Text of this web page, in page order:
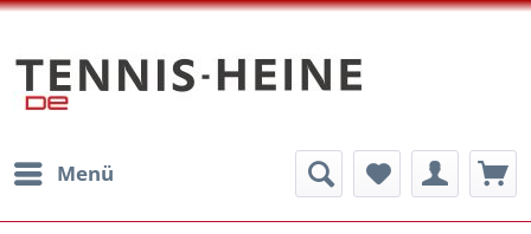
Menü